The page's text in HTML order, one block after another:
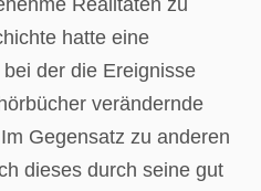
Realitäten zu
hatte eine
der die Ereignisse
verändernde
Gegensatz zu anderen
dieses durch seine gut